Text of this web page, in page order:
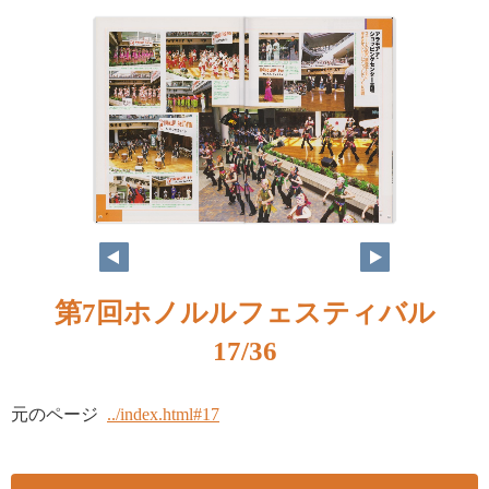
15 14
第7回ホノルルフェスティバル
17/36
元のページ ../index.html#17